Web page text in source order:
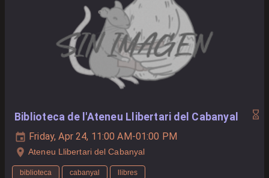
Biblioteca de l'Ateneu Llibertari del Cabanyal
Friday, Apr 24, 11:00 AM-01:00 PM
Ateneu Llibertari del Cabanyal
biblioteca cabanyal llibres